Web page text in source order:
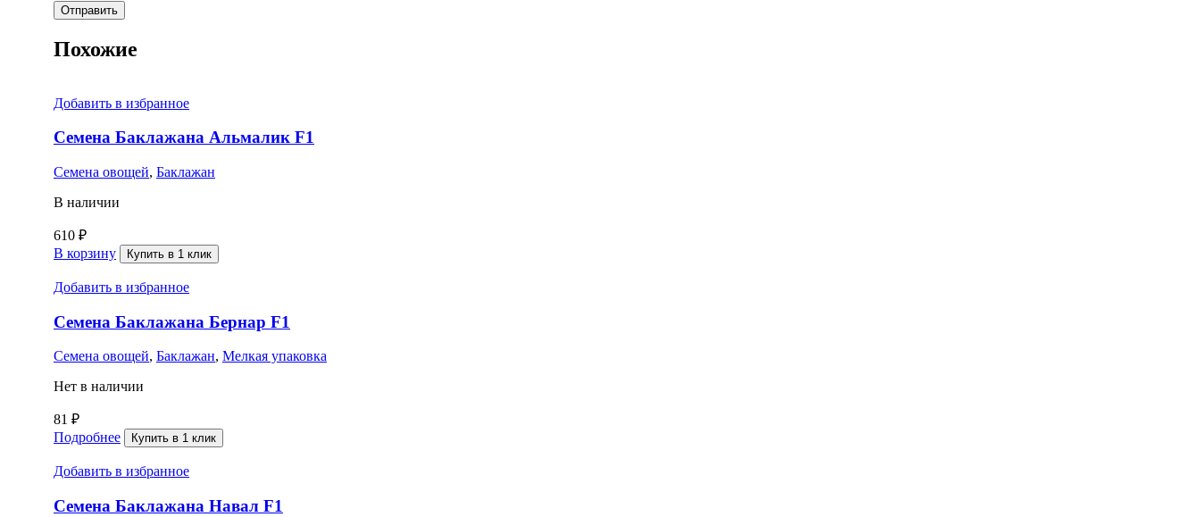
Похожие
Добавить в избранное
Семена Баклажана Альмалик F1
Семена овощей, Баклажан
В наличии
610 ₽
В корзину
Купить в 1 клик
Добавить в избранное
Семена Баклажана Бернар F1
Семена овощей, Баклажан, Мелкая упаковка
Нет в наличии
81 ₽
Подробнее
Купить в 1 клик
Добавить в избранное
Семена Баклажана Навал F1